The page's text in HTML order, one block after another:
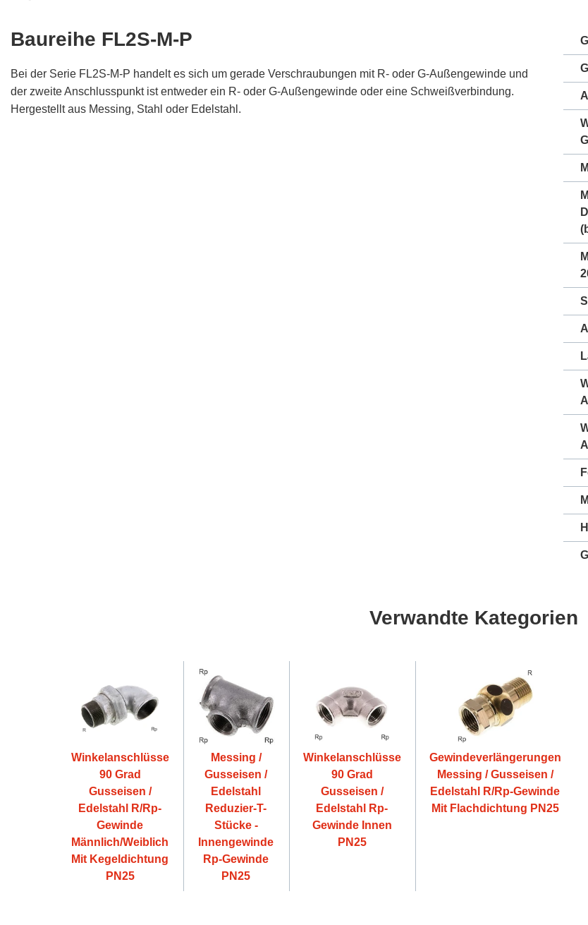
Baureihe FL2S-M-P
Bei der Serie FL2S-M-P handelt es sich um gerade Verschraubungen mit R- oder G-Außengewinde und
der zweite Anschlusspunkt ist entweder ein R- oder G-Außengewinde oder eine Schweißverbindung.
Hergestellt aus Messing, Stahl oder Edelstahl.
Verwandte Kategorien
Winkelanschlüsse
90 Grad
Gusseisen /
Edelstahl R/Rp-
Gewinde
Männlich/Weiblich
Mit Kegeldichtung
PN25
Messing /
Gusseisen /
Edelstahl
Reduzier-T-
Stücke -
Innengewinde
Rp-Gewinde
PN25
Winkelanschlüsse
90 Grad
Gusseisen /
Edelstahl Rp-
Gewinde Innen
PN25
Gewindeverlängerungen
Messing / Gusseisen /
Edelstahl R/Rp-Gewinde
Mit Flachdichtung PN25